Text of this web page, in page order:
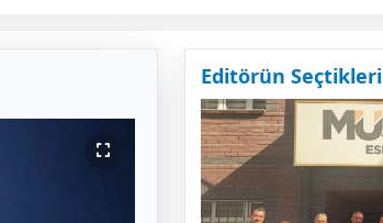
Editörün Seçtikleri